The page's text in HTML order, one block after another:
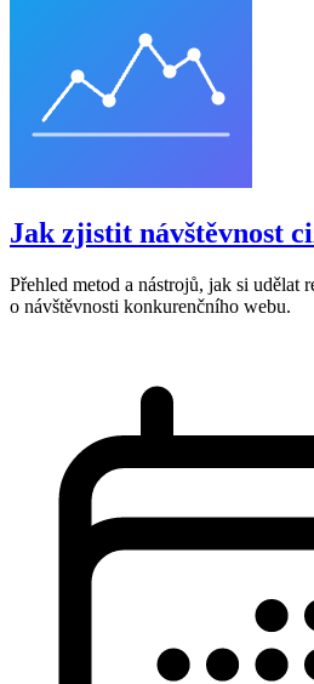
Jak zjistit návštěvnost
Přehled metod a nástrojů, jak si udělat
o návštěvnosti konkurenčního webu.